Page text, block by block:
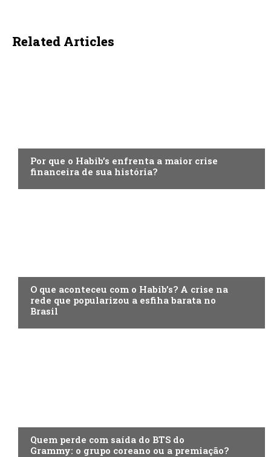
Related Articles
Por que o Habib’s enfrenta a maior crise
financeira de sua história?
O que aconteceu com o Habib’s? A crise na
rede que popularizou a esfiha barata no
Brasil
Quem perde com saída do BTS do
Grammy: o grupo coreano ou a premiação?